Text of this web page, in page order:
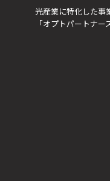
光産業に特化した事
「オプトパートナー